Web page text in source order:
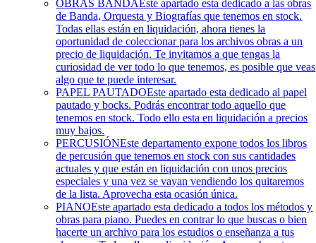
OBRAS BANDAEste apartado esta dedicado a las obras
de Banda, Orquesta y Biografías que tenemos en stock.
Todas ellas están en liquidación, ahora tienes la
oportunidad de coleccionar para los archivos obras a un
precio de liquidación. Te invitamos a que tengas la
curiosidad de ver todo lo que tenemos, es posible que veas
algo que te puede interesar.
PAPEL PAUTADOEste apartado esta dedicado al papel
pautado y bocks. Podrás encontrar todo aquello que
tenemos en stock. Todo ello esta en liquidación a precios
muy bajos.
PERCUSIÓNEste departamento expone todos los libros
de percusión que tenemos en stock con sus cantidades
actuales y que están en liquidación con unos precios
especiales y una vez se vayan vendiendo los quitaremos
de la lista. Aprovecha esta ocasión única.
PIANOEste apartado esta dedicado a todos los métodos y
obras para piano. Puedes en contrar lo que buscas o bien
hacerte un archivo para los estudios o enseñanza a tus